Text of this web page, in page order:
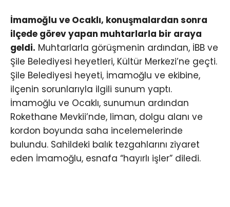
İmamoğlu ve Ocaklı, konuşmalardan sonra
ilçede görev yapan muhtarlarla bir araya
geldi. Muhtarlarla görüşmenin ardından, İBB ve
Şile Belediyesi heyetleri, Kültür Merkezi’ne geçti.
Şile Belediyesi heyeti, İmamoğlu ve ekibine,
ilçenin sorunlarıyla ilgili sunum yaptı.
İmamoğlu ve Ocaklı, sunumun ardından
Rokethane Mevkii’nde, liman, dolgu alanı ve
kordon boyunda saha incelemelerinde
bulundu. Sahildeki balık tezgahlarını ziyaret
eden İmamoğlu, esnafa “hayırlı işler” diledi.